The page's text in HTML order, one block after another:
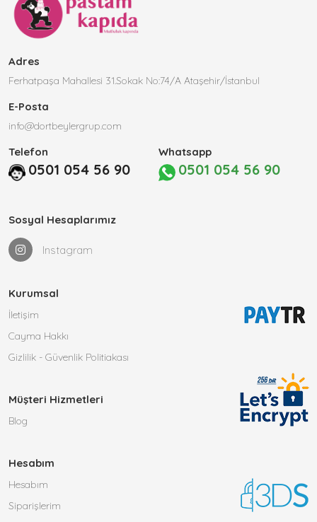
Adres
Ferhatpaşa Mahallesi 31.Sokak No:74/A Ataşehir/İstanbul
E-Posta
info@dortbeylergrup.com
Telefon
0501 054 56 90
Whatsapp
0501 054 56 90
Sosyal Hesaplarımız
Instagram
Kurumsal
İletişim
Cayma Hakkı
Gizlilik - Güvenlik Politiakası
Müşteri Hizmetleri
Blog
Hesabım
Hesabım
Siparişlerim